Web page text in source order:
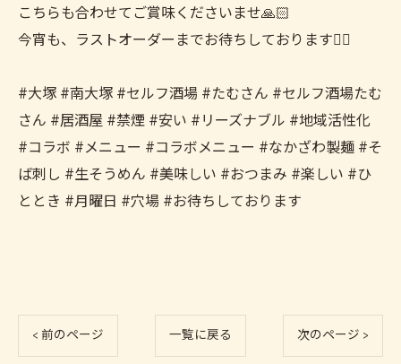
こちらも合わせてご賞味くださいませ🙏🏻
今宵も、ラストオーダーまでお待ちしております🙇‍♀️
#大塚 #南大塚 #セルフ酒場 #たむさん #セルフ酒場たむ
さん #居酒屋 #禁煙 #安い #リーズナブル #地域活性化
#コラボ #メニュー #コラボメニュー #なかざわ製麺 #そ
ば刺し #生そうめん #美味しい #おつまみ #楽しい #ひ
ととき #月曜日 #穴場 #お待ちしております
< 前のページ 一覧に戻る 次のページ >